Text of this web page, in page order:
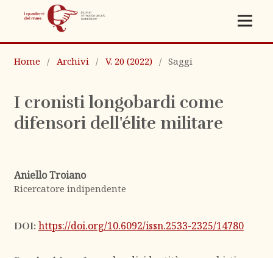
Home / Archivi / V. 20 (2022) / Saggi
I cronisti longobardi come
difensori dell'élite militare
Aniello Troiano
Ricercatore indipendente
DOI: https://doi.org/10.6092/issn.2533-2325/14780